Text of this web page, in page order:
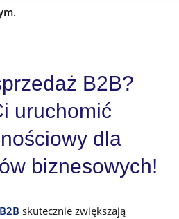
B2B?
uruchomić
dla
biznesowych!
skutecznie zwiększają